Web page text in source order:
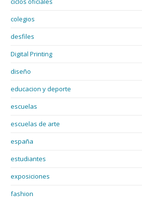
colegios
desfiles
Digital Printing
diseño
educacion y deporte
escuelas
escuelas de arte
españa
estudiantes
exposiciones
fashion